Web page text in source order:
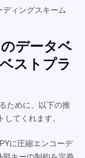
ディングスキーム
データベ
ストプラ
ために、以下の推
してくれます。
に圧縮エンコーデ